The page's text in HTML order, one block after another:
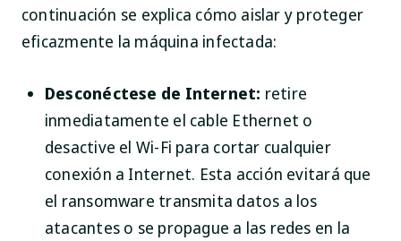
continuación se explica cómo aislar y proteger
eficazmente la máquina infectada:
Desconéctese de Internet: retire
inmediatamente el cable Ethernet o
desactive el Wi-Fi para cortar cualquier
conexión a Internet. Esta acción evitará que
el ransomware transmita datos a los
atacantes o se propague a las redes en la